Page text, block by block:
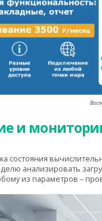
и
состояния
анализировать
из параметров –